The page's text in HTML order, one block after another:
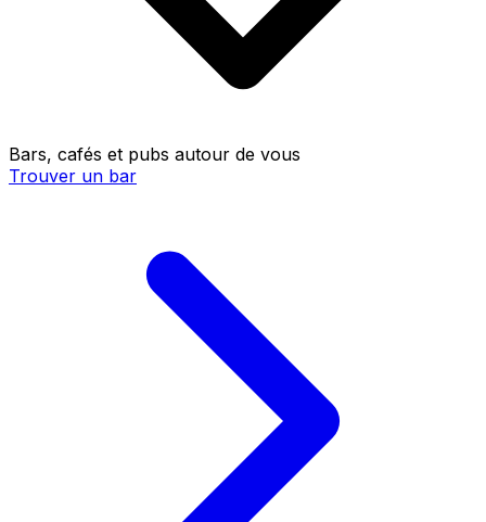
Bars, cafés et pubs autour de vous
Trouver un bar